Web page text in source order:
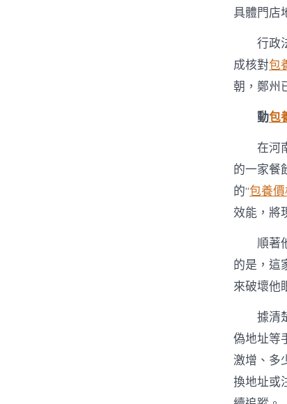
具體門店
行政
成核對包
朝，鄭州
動包
在河
的一家餐
的“包養
效能，將
順著
的是，這
來破壞他
據清
偽地址等
激增、多
換地址或